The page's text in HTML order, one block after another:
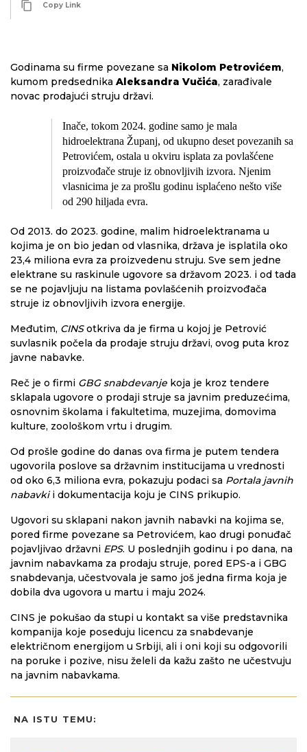
Copy Link
Godinama su firme povezane sa Nikolom Petrovićem,
kumom predsednika Aleksandra Vučića, zarađivale
novac prodajući struju državi.
Inače, tokom 2024. godine samo je mala
hidroelektrana Županj, od ukupno deset povezanih sa
Petrovićem, ostala u okviru isplata za povlašćene
proizvođače struje iz obnovljivih izvora. Njenim
vlasnicima je za prošlu godinu isplaćeno nešto više
od 290 hiljada evra.
Od 2013. do 2023. godine, malim hidroelektranama u
kojima je on bio jedan od vlasnika, država je isplatila oko
23,4 miliona evra za proizvedenu struju. Sve sem jedne
elektrane su raskinule ugovore sa državom 2023. i od tada
se ne pojavljuju na listama povlašćenih proizvođača
struje iz obnovljivih izvora energije.
Međutim, CINSotkriva da je firma u kojoj je Petrović
suvlasnik počela da prodaje struju državi, ovog puta kroz
javne nabavke.
Reč je o firmi GBG snabdevanje koja je kroz tendere
sklapala ugovore o prodaji struje sa javnim preduzećima,
osnovnim školama i fakultetima, muzejima, domovima
kulture, zoološkom vrtu i drugim.
Od prošle godine do danas ova firma je putem tendera
ugovorila poslove sa državnim institucijama u vrednosti
od oko 6,3 miliona evra, pokazuju podaci sa Portala javnih
nabavkii dokumentacija koju je CINS prikupio.
Ugovori su sklapani nakon javnih nabavki na kojima se,
pored firme povezane sa Petrovićem, kao drugi ponuđač
pojavljivao državni EPS. U poslednjih godinu i po dana, na
javnim nabavkama za prodaju struje, pored EPS-a i GBG
snabdevanja, učestvovala je samo još jedna firma koja je
dobila dva ugovora u martu i maju 2024.
CINS je pokušao da stupi u kontakt sa više predstavnika
kompanija koje poseduju licencu za snabdevanje
električnom energijom u Srbiji, ali i oni koji su odgovorili
na poruke i pozive, nisu želeli da kažu zašto ne učestvuju
na javnim nabavkama.
NA ISTU TEMU: